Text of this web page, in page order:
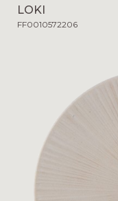
LOKI
FF0010572206